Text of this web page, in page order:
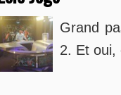
Grand
2. Et oui,